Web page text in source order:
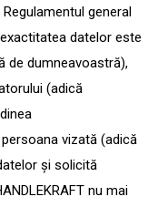
general
exactitatea datelor este
de dumneavoastră),
(adică
vizată (adică
și solicită
nu mai